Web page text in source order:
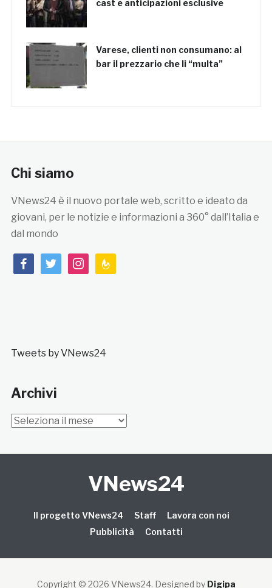
cast e anticipazioni esclusive
Varese, clienti non consumano: al
bar il prezzario che li “multa”
Chi siamo
VNews24 è il nuovo portale web, scritto e ideato da
giovani, per le notizie e informazioni a 360° dall’Italia e
dal mondo
facebooktwitterinstagramfeedburner
Tweets by VNews24
Archivi
Archivi
VNews24
Il progetto VNews24 Staff
Lavora con noi
Pubblicità
Contatti
Copyright © 2026 VNews24. Designed by Digipa